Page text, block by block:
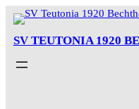
Zum
Inhalt
SV TEUTONIA 1920